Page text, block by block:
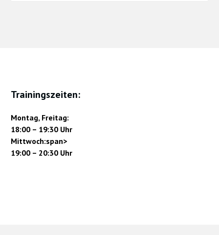
Trainingszeiten:
Montag, Freitag:
18:00 – 19:30 Uhr
Mittwoch:span>
19:00 – 20:30 Uhr